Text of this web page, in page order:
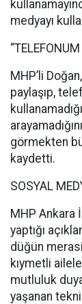
medyayı
MHP’li
paylaşıp,
görmekten
kaydetti.
SOSYAL
MHP Ankara
yaptığı
düğün
kıymetli
mutluluk
yaşanan